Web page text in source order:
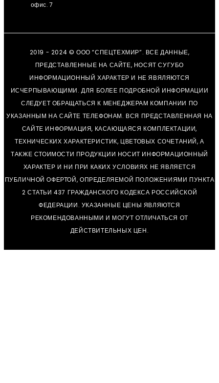
офис. 7
2019 - 2024 © ООО “СПЕЦТЕХМИР”. ВСЕ ДАННЫЕ,
ПРЕДСТАВЛЕННЫЕ НА САЙТЕ, НОСЯТ СУГУБО
ИНФОРМАЦИОННЫЙ ХАРАКТЕР И НЕ ЯВЯЛЯЮТСЯ
ИСЧЕРПЫВАЮЩИМИ. ДЛЯ БОЛЕЕ ПОДРОБНОЙ ИНФОРМАЦИИ
СЛЕДУЕТ ОБРАЩАТЬСЯ К МЕНЕДЖЕРАМ КОМПАНИИ ПО
УКАЗАННЫМ НА САЙТЕ ТЕЛЕФОНАМ. ВСЯ ПРЕДСТАВЛЕННАЯ НА
САЙТЕ ИНФОРМАЦИЯ, КАСАЮЩАЯСЯ КОМПЛЕКТАЦИИ,
ТЕХНИЧЕСКИХ ХАРАКТЕРИСТИК, ЦВЕТОВЫХ СОЧЕТАНИЙ, А
ТАКЖЕ СТОИМОСТИ ПРОДУКЦИИ НОСИТ ИНФОРМАЦИОННЫЙ
ХАРАКТЕР И НИ ПРИ КАКИХ УСЛОВИЯХ НЕ ЯВЛЯЕТСЯ
ПУБЛИЧНОЙ ОФЕРТОЙ, ОПРЕДЕЛЯЕМОЙ ПОЛОЖЕНИЯМИ ПУНКТА
2 СТАТЬИ 437 ГРАЖДАНСКОГО КОДЕКСА РОССИЙСКОЙ
ФЕДЕРАЦИИ. УКАЗАННЫЕ ЦЕНЫ ЯВЛЯЮТСЯ
РЕКОМЕНДОВАННЫМИ И МОГУТ ОТЛИЧАТЬСЯ ОТ
ДЕЙСТВИТЕЛЬНЫХ ЦЕН.